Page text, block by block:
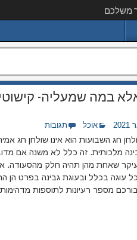
משלכם
במה שמעליה-
אוכל תגובות
חג השבועות הוא אינו שולחן חג
מלכותית. זה כלל לא משנה אם
שאחת מהן תהיה חלק מהסעודה.
עוגה בכלל ובעוגת גבינה בפרט הן
מספר רעיונות לתוספות